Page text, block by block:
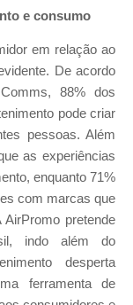
e consumo
em relação ao
De acordo
88% dos
pode criar
pessoas. Além
as experiências
enquanto 71%
com marcas que
AirPromo pretende
indo além do
desperta
ferramenta de